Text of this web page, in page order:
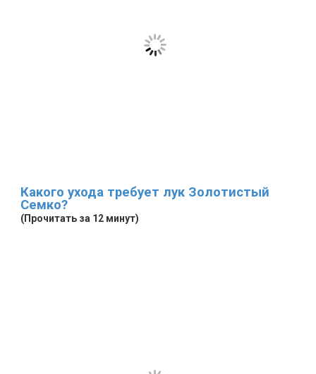
Какого ухода требует лук Золотистый
Семко?
(Прочитать за 12 минут)